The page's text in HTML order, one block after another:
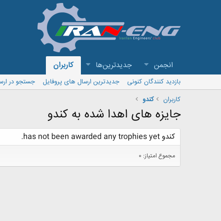
انجمن جدیدترین‌ها کاربران
بازدید کنندگان کنونی جدیدترین ارسال های پروفایل
جستجو در
کاربران
كندو
جایزه های اهدا شده به كندو
كندو has not been awarded any trophies yet.
مجموع امتیاز: 0